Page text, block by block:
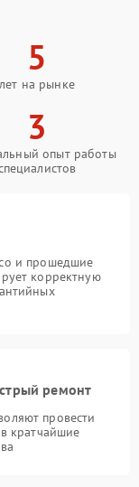
5
лет на рынке
3
опыт работы
и прошедшие
корректную
ремонт
провести
кратчайшие